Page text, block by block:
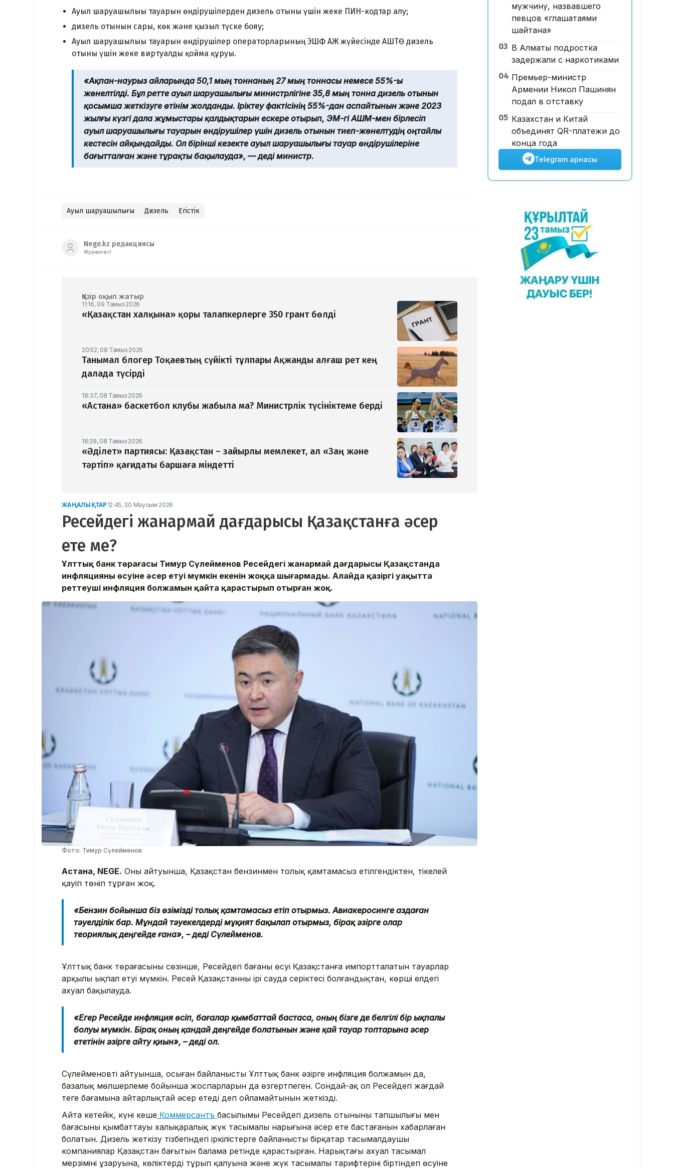
Ауыл шаруашылығы тауарын өндірушілерден дизель отыны үшін жеке ПИН-кодтар алу;
дизель отынын сары, көк және қызыл түске бояу;
Ауыл шаруашылығы тауарын өндірушілер операторларының ЭШФ АЖ жүйесінде АШТӨ дизель
отыны үшін жеке виртуалды қойма құруы.
«Ақпан-наурыз айларында 50,1 мың тоннаның 27 мың тоннасы немесе 55%-ы
жөнелтілді. Бұл ретте ауыл шаруашылығы министрлігіне 35,8 мың тонна дизель отынын
қосымша жеткізуге өтінім жолданды. Іріктеу фактісінің 55%-дан аспайтынын және 2023
жылғы күзгі дала жұмыстары қалдықтарын ескере отырып, ЭМ-гі АШМ-мен бірлесіп
ауыл шаруашылығы тауарын өндірушілер үшін дизель отынын тиеп-жөнелтудің оңтайлы
кестесін айқындайды. Ол бірінші кезекте ауыл шаруашылығы тауар өндірушілеріне
бағытталған және тұрақты бақылауда», — деді министр.
Ауыл шаруашылығы Дизель Егістік
Nege.kz редакциясы
Журналист
Қазір оқып жатыр
11:16, 09 Тамыз 2026
«Қазақстан халқына» қоры талапкерлерге 350 грант бөлді
20:52, 08 Тамыз 2026
Танымал блогер Тоқаевтың сүйікті тұлпары Ақжанды алғаш рет кең
далада түсірді
18:37, 08 Тамыз 2026
«Астана» баскетбол клубы жабыла ма? Министрлік түсініктеме берді
16:29, 08 Тамыз 2026
«Әділет» партиясы: Қазақстан – зайырлы мемлекет, ал «Заң және
тәртіп» қағидаты баршаға міндетті
ЖАҢАЛЫҚТАР 12:45, 30 Маусым 2026
Ресейдегі жанармай дағдарысы Қазақстанға әсер
ете ме?
Ұлттық банк төрағасы Тимур Сүлейменов Ресейдегі жанармай дағдарысы Қазақстанда
инфляцияның өсуіне әсер етуі мүмкін екенін жоққа шығармады. Алайда қазіргі уақытта
реттеуші инфляция болжамын қайта қарастырып отырған жоқ.
Фото: Тимур Сүлейменов
Астана, NEGE. Оның айтуынша, Қазақстан бензинмен толық қамтамасыз етілгендіктен, тікелей
қауіп төніп тұрған жоқ.
«Бензин бойынша біз өзімізді толық қамтамасыз етіп отырмыз. Авиакеросинге аздаған
тәуелділік бар. Мұндай тәуекелдерді мұқият бақылап отырмыз, бірақ әзірге олар
теориялық деңгейде ғана», – деді Сүлейменов.
Ұлттық банк төрағасының сөзінше, Ресейдегі бағаның өсуі Қазақстанға импортталатын тауарлар
арқылы ықпал етуі мүмкін. Ресей Қазақстанның ірі сауда серіктесі болғандықтан, көрші елдегі
ахуал бақылауда.
«Егер Ресейде инфляция өсіп, бағалар қымбаттай бастаса, оның бізге де белгілі бір ықпалы
болуы мүмкін. Бірақ оның қандай деңгейде болатынын және қай тауар топтарына әсер
ететінін әзірге айту қиын», – деді ол.
Сүлейменовтің айтуынша, осыған байланысты Ұлттық банк әзірге инфляция болжамын да,
базалық мөлшерлеме бойынша жоспарларын да өзгертпеген. Сондай-ақ ол Ресейдегі жағдай
теңге бағамына айтарлықтай әсер етеді деп ойламайтынын жеткізді.
Айта кетейік, күні кеше Коммерсантъ басылымы Ресейдегі дизель отынының тапшылығы мен
бағасының қымбаттауы халықаралық жүк тасымалы нарығына әсер ете бастағанын хабарлаған
болатын. Дизель жеткізу тізбегіндегі іркілістерге байланысты бірқатар тасымалдаушы
компаниялар Қазақстан бағытын балама ретінде қарастырған. Нарықтағы ахуал тасымал
мерзімінің ұзаруына, көліктердің тұрып қалуына және жүк тасымалы тарифтерінің біртіндеп өсуіне
электрондық сауда туралы
келісімге қол қойылды
16:49, 07 Тамыз 2026
Алматыдағы «Байсат»
базары аукционда 24,7 млрд
теңгеге сатылды
мужчину, назвавшего
певцов «глашатаями
шайтана»
03 В Алматы подростка
задержали с наркотиками
04 Премьер-министр
Армении Никол Пашинян
подал в отставку
05 Казахстан и Китай
объединят QR-платежи до
конца года
Telegram арнасы